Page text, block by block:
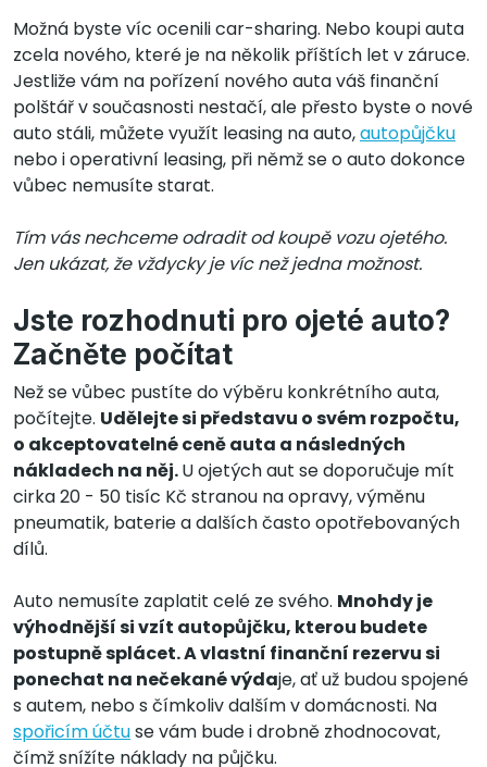
Možná byste víc ocenili car-sharing. Nebo koupi auta
zcela nového, které je na několik příštích let v záruce.
Jestliže vám na pořízení nového auta váš finanční
polštář v současnosti nestačí, ale přesto byste o nové
auto stáli, můžete využít leasing na auto,autopůjčku
nebo i operativní leasing, při němž se o auto dokonce
vůbec nemusíte starat.
Tím vás nechceme odradit od koupě vozu ojetého.
Jen ukázat, že vždycky je víc než jedna možnost.
Jste rozhodnuti pro ojeté auto?
Začněte počítat
Než se vůbec pustíte do výběru konkrétního auta,
počítejte. Udělejte si představu o svém rozpočtu,
o akceptovatelné ceně auta a následných
nákladech na něj.U ojetých aut se doporučuje mít
cirka 20 - 50 tisíc Kč stranou na opravy, výměnu
pneumatik, baterie a dalších často opotřebovaných
dílů.
Auto nemusíte zaplatit celé ze svého. Mnohdy je
výhodnější si vzít autopůjčku, kterou budete
postupně splácet. A vlastní finanční rezervu si
ponechat na nečekané výdaje, ať už budou spojené
s autem, nebo s čímkoliv dalším v domácnosti. Na
spořicím účtuse vám bude i drobně zhodnocovat,
čímž snížíte náklady na půjčku.